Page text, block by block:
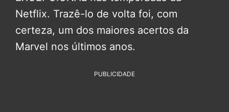
Netflix. Trazê-lo de volta foi, com
certeza, um dos maiores acertos da
Marvel nos últimos anos.
PUBLICIDADE